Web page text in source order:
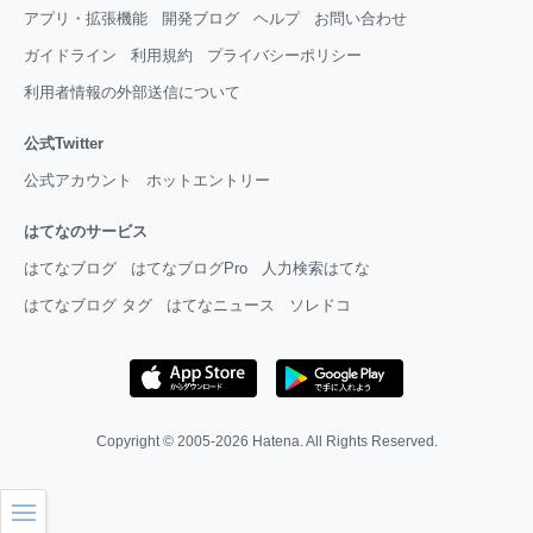
アプリ・拡張機能 開発ブログ ヘルプ お問い合わせ
ガイドライン 利用規約 プライバシーポリシー
利用者情報の外部送信について
公式Twitter
公式アカウント ホットエントリー
はてなのサービス
はてなブログ はてなブログPro 人力検索はてな
はてなブログ タグ はてなニュース ソレドコ
Copyright © 2005-2026 Hatena. All Rights Reserved.